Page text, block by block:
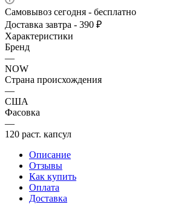
Самовывоз сегодня - бесплатно
Доставка завтра - 390 ₽
Характеристики
Бренд
—
NOW
Страна происхождения
—
США
Фасовка
—
120 раст. капсул
Описание
Отзывы
Как купить
Оплата
Доставка